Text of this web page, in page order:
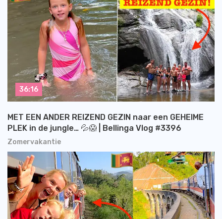
Zomervakantie
MET EEN ANDER REIZEND GEZIN naar een GEHEIME
PLEK in de jungle… 💦😱 | Bellinga Vlog #3396
36:16